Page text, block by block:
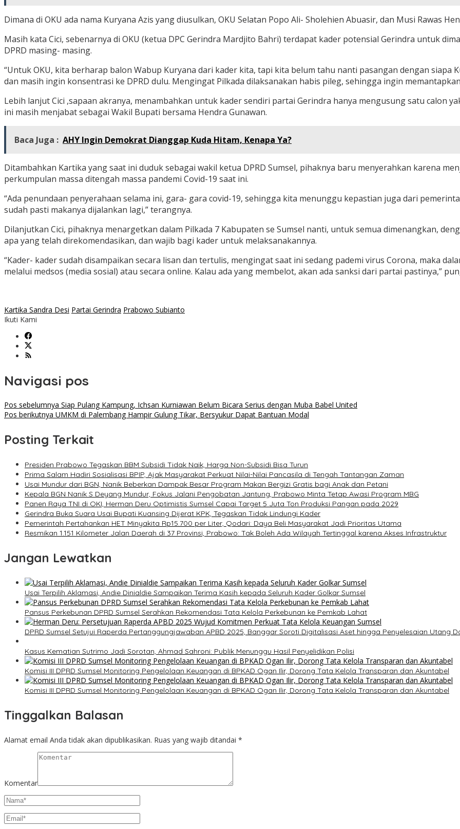
Dimana di OKU ada nama Kuryana Azis yang diusulkan, OKU Selatan Popo Ali- Sholehien Abuasir, dan Musi Rawas
Masih kata Cici, sebenarnya di OKU (ketua DPC Gerindra Mardjito Bahri) terdapat kader potensial Gerindra untuk
DPRD masing- masing.
“Untuk OKU, kita berharap balon Wabup Kuryana dari kader kita, tapi kita belum tahu nanti pasangan dengan siapa
dan masih ingin konsentrasi ke DPRD dulu. Mengingat Pilkada dilaksanakan habis pileg, sehingga ingin
Lebih lanjut Cici ,sapaan akranya, menambahkan untuk kader sendiri partai Gerindra hanya mengusung satu calon
ini masih menjabat sebagai Wakil Bupati bersama Hendra Gunawan.
Baca Juga : AHY Ingin Demokrat Dianggap Kuda Hitam, Kenapa Ya?
Ditambahkan Kartika yang saat ini duduk sebagai wakil ketua DPRD Sumsel, pihaknya baru menyerahkan karena
perkumpulan massa ditengah massa pandemi Covid-19 saat ini.
“Ada penundaan penyerahaan selama ini, gara- gara covid-19, sehingga kita menunggu kepastian juga dari
sudah pasti makanya dijalankan lagi,” terangnya.
Dilanjutkan Cici, pihaknya menargetkan dalam Pilkada 7 Kabupaten se Sumsel nanti, untuk semua dimenangkan,
apa yang telah direkomendasikan, dan wajib bagi kader untuk melaksanakannya.
“Kader- kader sudah disampaikan secara lisan dan tertulis, mengingat saat ini sedang pademi virus Corona, maka
melalui medsos (media sosial) atau secara online. Kalau ada yang membelot, akan ada sanksi dari partai pastinya,”
Kartika Sandra Desi Partai Gerindra Prabowo Subianto
Ikuti Kami
Navigasi pos
Pos sebelumnya Siap Pulang Kampung, Ichsan Kurniawan Belum Bicara Serius dengan Muba Babel United
Pos berikutnya UMKM di Palembang Hampir Gulung Tikar, Bersyukur Dapat Bantuan Modal
Posting Terkait
Presiden Prabowo Tegaskan BBM Subsidi Tidak Naik, Harga Non-Subsidi Bisa Turun
Prima Salam Hadiri Sosialisasi BPIP, Ajak Masyarakat Perkuat Nilai-Nilai Pancasila di Tengah Tantangan Zaman
Usai Mundur dari BGN, Nanik Beberkan Dampak Besar Program Makan Bergizi Gratis bagi Anak dan Petani
Kepala BGN Nanik S Deyang Mundur, Fokus Jalani Pengobatan Jantung, Prabowo Minta Tetap Awasi Program MBG
Panen Raya TNI di OKI, Herman Deru Optimistis Sumsel Capai Target 5 Juta Ton Produksi Pangan pada 2029
Gerindra Buka Suara Usai Bupati Kuansing Dijerat KPK, Tegaskan Tidak Lindungi Kader
Pemerintah Pertahankan HET Minyakita Rp15.700 per Liter, Qodari: Daya Beli Masyarakat Jadi Prioritas Utama
Resmikan 1.151 Kilometer Jalan Daerah di 37 Provinsi, Prabowo: Tak Boleh Ada Wilayah Tertinggal karena Akses Infrastruktur
Jangan Lewatkan
Usai Terpilih Aklamasi, Andie Dinialdie Sampaikan Terima Kasih kepada Seluruh Kader Golkar Sumsel
Pansus Perkebunan DPRD Sumsel Serahkan Rekomendasi Tata Kelola Perkebunan ke Pemkab Lahat
DPRD Sumsel Setujui Raperda Pertanggungjawaban APBD 2025, Banggar Soroti Digitalisasi Aset hingga Penyelesaian Utang
Kasus Kematian Sutrimo Jadi Sorotan, Ahmad Sahroni: Publik Menunggu Hasil Penyelidikan Polisi
Komisi III DPRD Sumsel Monitoring Pengelolaan Keuangan di BPKAD Ogan Ilir, Dorong Tata Kelola Transparan dan Akuntabel
Komisi III DPRD Sumsel Monitoring Pengelolaan Keuangan di BPKAD Ogan Ilir, Dorong Tata Kelola Transparan dan Akuntabel
Tinggalkan Balasan
Alamat email Anda tidak akan dipublikasikan. Ruas yang wajib ditandai *
Komentar